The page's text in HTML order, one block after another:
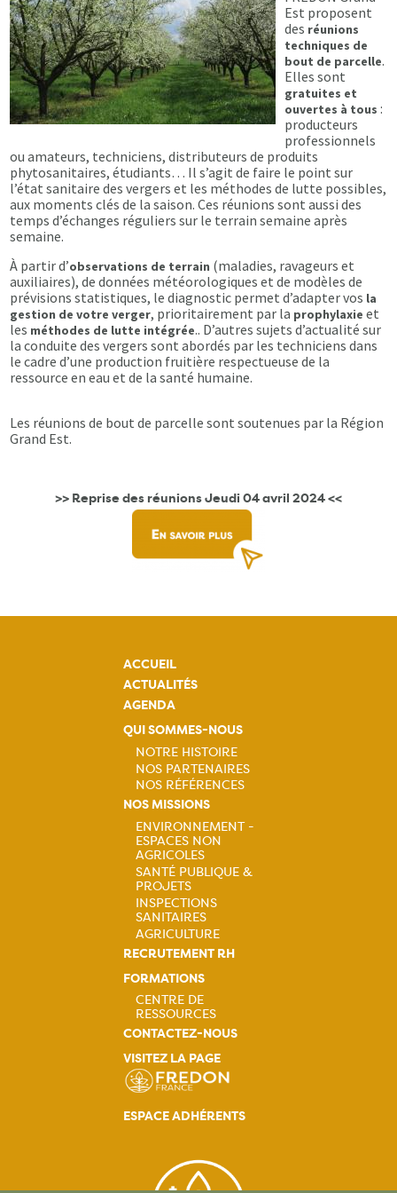
Est proposent
des réunions
techniques de
bout de parcelle.
Elles sont
gratuites et
ouvertes à tous :
producteurs
professionnels
ou amateurs, techniciens, distributeurs de produits
phytosanitaires, étudiants… Il s’agit de faire le point sur
l’état sanitaire des vergers et les méthodes de lutte possibles,
aux moments clés de la saison. Ces réunions sont aussi des
temps d’échanges réguliers sur le terrain semaine après
semaine.
À partir d’observations de terrain (maladies, ravageurs et
auxiliaires), de données météorologiques et de modèles de
prévisions statistiques, le diagnostic permet d’adapter vos la
gestion de votre verger, prioritairement par la prophylaxie et
les méthodes de lutte intégrée.. D’autres sujets d’actualité sur
la conduite des vergers sont abordés par les techniciens dans
le cadre d’une production fruitière respectueuse de la
ressource en eau et de la santé humaine.
Les réunions de bout de parcelle sont soutenues par la Région
Grand Est.
>> Reprise des réunions Jeudi 04 avril 2024 <<
ACCUEIL
ACTUALITÉS
AGENDA
QUI SOMMES-NOUS
Navigation
principale
NOTRE HISTOIRE
NOS PARTENAIRES
NOS RÉFÉRENCES
NOS MISSIONS
Navigation
principale
ENVIRONNEMENT -
ESPACES NON
AGRICOLES
SANTÉ PUBLIQUE &
PROJETS
INSPECTIONS
SANITAIRES
AGRICULTURE
RECRUTEMENT RH
FORMATIONS
Navigation
principale
CENTRE DE
RESSOURCES
CONTACTEZ-NOUS
VISITEZ LA PAGE
ESPACE ADHÉRENTS